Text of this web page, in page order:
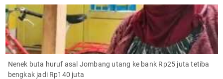
Nenek buta huruf asal Jombang utang ke bank Rp25 juta tetiba
bengkak jadi Rp140 juta